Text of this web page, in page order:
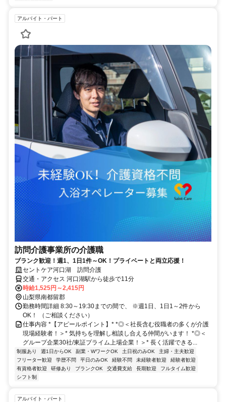
アルバイト・パート
訪問介護事業所の介護職
ブランク歓迎！週1、1日1件～OK！プライベートと両立応援！
セントケア河口湖 訪問介護
交通・アクセス 河口湖駅から徒歩で11分
時給1,525円～2,415円
山梨県南都留郡
勤務時間詳細 8:30～19:30までの間で、 ※週1日、1日1～2件から
OK！ （ご相談ください）
仕事内容 *【アピールポイント】* *◎＜社長含む役職者の多くが介護
現場経験者！＞* 気持ちを理解し相談し合える仲間がいます！ *◎＜
グループ企業30社/東証プライム上場企業！＞* 長く活躍できる...
制服あり 週1日からOK 副業・WワークOK 土日祝のみOK
主婦・主夫歓迎
フリーター歓迎
学歴不問 平日のみOK 経験不問 未経験者歓迎
経験者歓迎
有資格者歓迎
研修あり ブランクOK 交通費支給 長期歓迎
フルタイム歓迎
シフト制
アルバイト・パート